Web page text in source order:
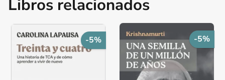
Libros relacionados
-5% -5%